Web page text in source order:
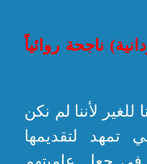
ناجحة روائياً
لأننا لم نكن
تمهد لتقديمها